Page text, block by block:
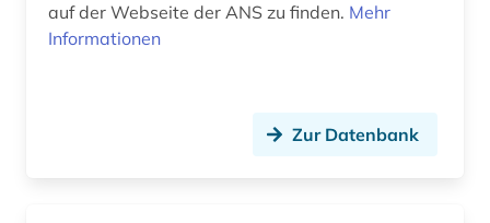
auf der Webseite der ANS zu finden. Mehr
Informationen
Zur Datenbank